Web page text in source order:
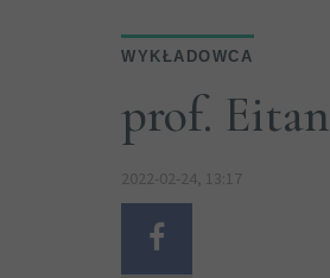
WYKŁADOWCA
prof.
2022-02-24, 13:17